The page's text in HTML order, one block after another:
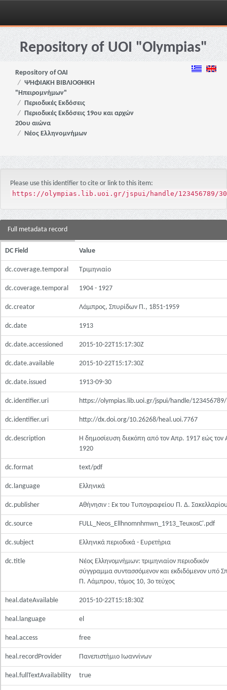
Skip
navigationRepository of UOI "Olympias"
Repository of OAI
ΨΗΦΙΑΚΗ ΒΙΒΛΙΟΘΗΚΗ
"Ηπειρομνήμων"
Περιοδικές Εκδόσεις
Περιοδικές Εκδόσεις 19ου και αρχών
20ου αιώνα
Νέος Ελληνομνήμων
Please use this identifier to cite or link to this item:
https://olympias.lib.uoi.gr/jspui/handle/123456789/
Full metadata record
DC Field Value
dc.coverage.temporal Τριμηνιαίο
dc.coverage.temporal 1904 - 1927
dc.creator Λάμπρος, Σπυρίδων Π., 1851-1959
dc.date 1913
dc.date.accessioned 2015-10-22T15:17:30Z
dc.date.available 2015-10-22T15:17:30Z
dc.date.issued 1913-09-30
dc.identifier.uri https://olympias.lib.uoi.gr/jspui/handle/
dc.identifier.uri http://dx.doi.org/10.26268/heal.uoi.7767
dc.description
Η δημοσίευση διεκόπη από τον Απρ. 1917 εώς τον
1920
dc.format text/pdf
dc.language Ελληνικά
dc.publisher Αθήνησιν : Εκ του Τυπογραφείου Π. Δ.
dc.source FULL_Neos_Ellhnomnhmwn_1913_TeuxosC'.pdf
dc.subject Ελληνικά περιοδικά - Ευρετήρια
dc.title
Νέος Ελληνομνήμων: τριμηνιαίον περιοδικόν
σύγγραμμα συντασσόμενον και εκδιδόμενον υπό
Π. Λάμπρου, τόμος 10, 3ο τεύχος
heal.dateAvailable 2015-10-22T15:18:30Z
heal.language el
heal.access free
heal.recordProvider Πανεπιστήμιο Ιωαννίνων
heal.fullTextAvailability true